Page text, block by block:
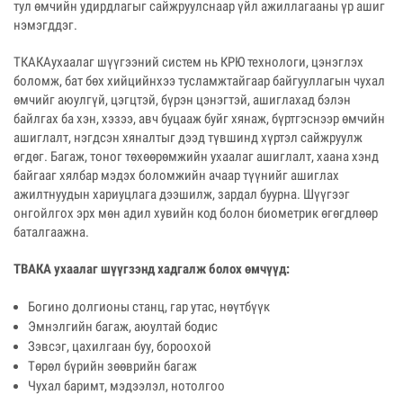
тул өмчийн удирдлагыг сайжруулснаар үйл ажиллагааны үр ашиг
нэмэгддэг.
ТКАКАухаалаг шүүгээний систем нь КРЮ технологи, цэнэглэх
боломж, бат бөх хийцийнхээ тусламжтайгаар байгууллагын чухал
өмчийг аюулгүй, цэгцтэй, бүрэн цэнэгтэй, ашиглахад бэлэн
байлгах ба хэн, хэзээ, авч буцааж буйг хянаж, бүртгэснээр өмчийн
ашиглалт, нэгдсэн хяналтыг дээд түвшинд хүртэл сайжруулж
өгдөг. Багаж, тоног төхөөрөмжийн ухаалаг ашиглалт, хаана хэнд
байгааг хялбар мэдэх боломжийн ачаар түүнийг ашиглах
ажилтнуудын хариуцлага дээшилж, зардал буурна. Шүүгээг
онгойлгох эрх мөн адил хувийн код болон биометрик өгөгдлөөр
баталгаажна.
ТВАКА ухаалаг шүүгзэнд хадгалж болох өмчүүд:
Богино долгионы станц, гар утас, нөүтбүүк
Эмнэлгийн багаж, аюултай бодис
Зэвсэг, цахилгаан буу, бороохой
Төрөл бүрийн зөөврийн багаж
Чухал баримт, мэдээлэл, нотолгоо